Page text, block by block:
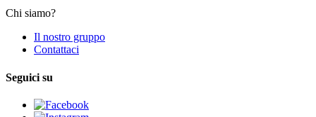
Chi siamo?
Il nostro gruppo
Contattaci
Seguici su